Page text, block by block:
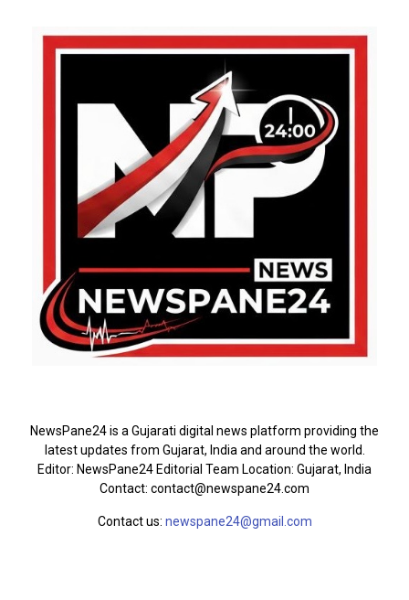
NewsPane24 is a Gujarati digital news platform providing the
latest updates from Gujarat, India and around the world.
Editor: NewsPane24 Editorial Team Location: Gujarat, India
Contact: contact@newspane24.com
Contact us: newspane24@gmail.com